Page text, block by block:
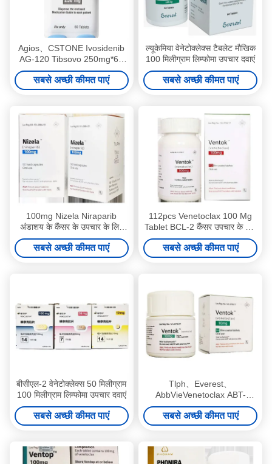
Agios、CSTONE Ivosidenib
AG-120 Tibsovo 250mg*60
टैबलेट तीव्र माइलोइड ल्यूकेमिया
(AML) चरण 1 2 3 कैंसर के लिए
सबसे अच्छी कीमत पाएं
ल्यूकेमिया वेनेटोक्लेक्स टैबलेट मौखिक
100 मिलीग्राम लिम्फोमा उपचार दवाएं
सबसे अच्छी कीमत पाएं
100mg Nizela Niraparib
अंडाशय के कैंसर के उपचार के लिए
दवाएं 30 कैप्सूल
सबसे अच्छी कीमत पाएं
112pcs Venetoclax 100 Mg
Tablet BCL-2 कैंसर उपचार के लिए
ल्यूकेमिया की गोलियां
सबसे अच्छी कीमत पाएं
बीसीएल-2 वेनेटोक्लेक्स 50 मिलीग्राम
100 मिलीग्राम लिम्फोमा उपचार दवाएं
सबसे अच्छी कीमत पाएं
Tlph、Everest、
AbbVieVenetoclax ABT-
199Ventok 100mg*112 टैबलेट
ल्यूकेमिया, लिम्फोमास्टेज 1 2 3 कैंसर
के लिए
सबसे अच्छी कीमत पाएं